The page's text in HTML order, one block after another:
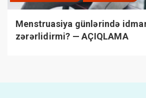
Menstruasiya günlərində
zərərlidirmi? — AÇIQLAMA